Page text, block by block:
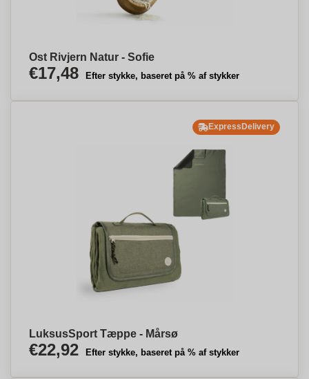
Ost Rivjern Natur - Sofie
€17,48 Efter stykke, baseret på % af stykker
ExpressDelivery
LuksusSport Tæppe - Mårsø
€22,92 Efter stykke, baseret på % af stykker